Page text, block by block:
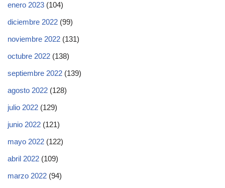
enero 2023 (104)
diciembre 2022 (99)
noviembre 2022 (131)
octubre 2022 (138)
septiembre 2022 (139)
agosto 2022 (128)
julio 2022 (129)
junio 2022 (121)
mayo 2022 (122)
abril 2022 (109)
marzo 2022 (94)